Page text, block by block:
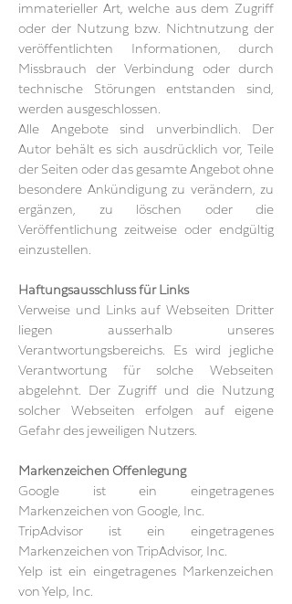
immaterieller Art, welche aus dem Zugriff
oder der Nutzung bzw. Nichtnutzung der
veröffentlichten Informationen, durch
Missbrauch der Verbindung oder durch
technische Störungen entstanden sind,
werden ausgeschlossen.
Alle Angebote sind unverbindlich. Der
Autor behält es sich ausdrücklich vor, Teile
der Seiten oder das gesamte Angebot ohne
besondere Ankündigung zu verändern, zu
ergänzen, zu löschen oder die
Veröffentlichung zeitweise oder endgültig
einzustellen.
Haftungsausschluss für Links
Verweise und Links auf Webseiten Dritter
liegen ausserhalb unseres
Verantwortungsbereichs. Es wird jegliche
Verantwortung für solche Webseiten
abgelehnt. Der Zugriff und die Nutzung
solcher Webseiten erfolgen auf eigene
Gefahr des jeweiligen Nutzers.
Markenzeichen Offenlegung
Google ist ein eingetragenes
Markenzeichen von Google, Inc.
TripAdvisor ist ein eingetragenes
Markenzeichen von TripAdvisor, Inc.
Yelp ist ein eingetragenes Markenzeichen
von Yelp, Inc.